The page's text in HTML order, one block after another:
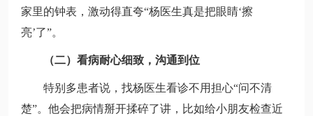
家里的钟表，激动得直夸“杨医生真是把眼睛‘擦
亮’了”。
（二）看病耐心细致，沟通到位
特别多患者说，找杨医生看诊不用担心“问不清
楚”。他会把病情掰开揉碎了讲，比如给小朋友检查近